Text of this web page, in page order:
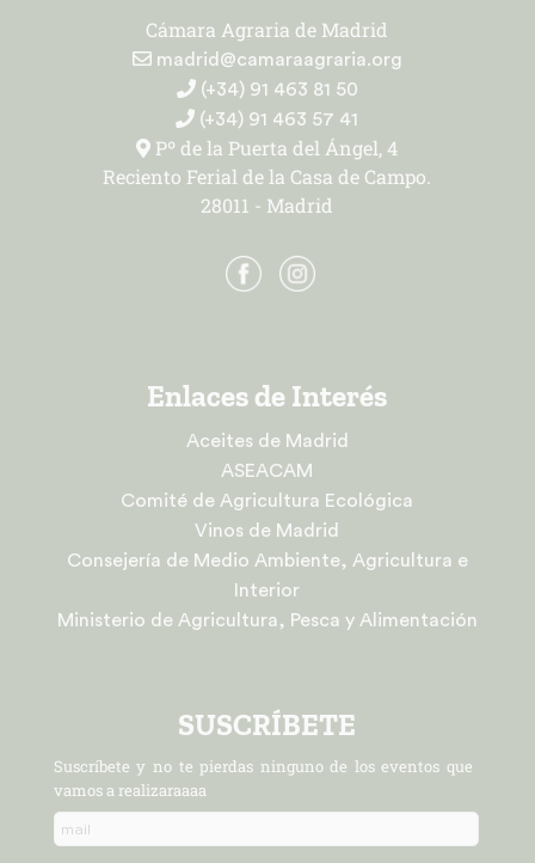
Cámara Agraria de Madrid
madrid@camaraagraria.org
(+34) 91 463 81 50
(+34) 91 463 57 41
Pº de la Puerta del Ángel, 4
Reciento Ferial de la Casa de Campo.
28011 - Madrid
Enlaces de Interés
Aceites de Madrid
ASEACAM
Comité de Agricultura Ecológica
Vinos de Madrid
Consejería de Medio Ambiente, Agricultura e
Interior
Ministerio de Agricultura, Pesca y Alimentación
SUSCRÍBETE
Suscríbete y no te pierdas ninguno de los eventos que
vamos a realizaraaaa